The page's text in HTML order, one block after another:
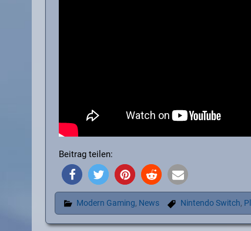
Beitrag teilen:
Modern Gaming, News Nintendo Switch,